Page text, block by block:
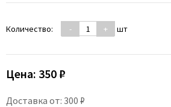
Количество: - + шт
Цена: 350 ₽
Доставка от: 300 ₽